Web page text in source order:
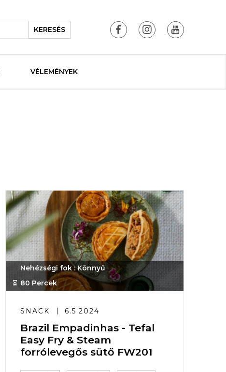
KERESÉS
VÉLEMÉNYEK
Nehézségi fok : Könnyű
80 Percek
SNACK 6.5.2024
Brazil Empadinhas - Tefal
Easy Fry & Steam
forrólevegős sütő FW201